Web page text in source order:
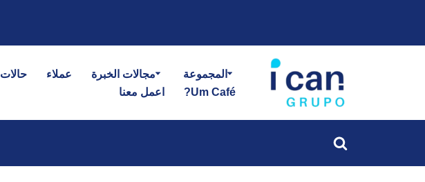
المجموعة مجالات الخبرة عملاء حالات
Um Café?
اعمل معنا